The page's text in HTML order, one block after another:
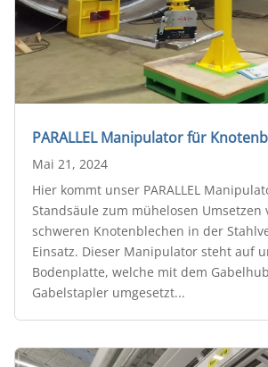
PARALLEL Manipulator für
Mai 21, 2024
Hier kommt unser PARALLEL
Standsäule zum mühelosen Umsetzen
schweren Knotenblechen in der
Einsatz. Dieser Manipulator steht auf
Bodenplatte, welche mit dem
Gabelstapler umgesetzt...